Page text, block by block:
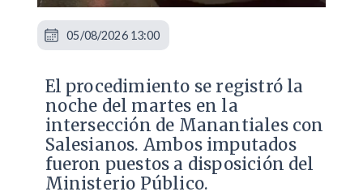
​El procedimiento se registró la
noche del martes en la
intersección de Manantiales con
Salesianos. Ambos imputados
fueron puestos a disposición del
Ministerio Público.
05/08/2026 13:00